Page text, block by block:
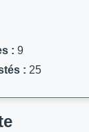
: 9
: 25